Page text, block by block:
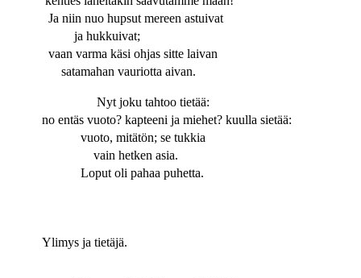
Ja niin nuo hupsut mereen astuivat
ja hukkuivat;
vaan varma käsi ohjas sitte laivan
satamahan vauriotta aivan.
Nyt joku tahtoo tietää:
no entäs vuoto? kapteeni ja miehet? kuulla sietää:
vuoto, mitätön; se tukkia
vain hetken asia.
Loput oli pahaa puhetta.
Ylimys ja tietäjä.